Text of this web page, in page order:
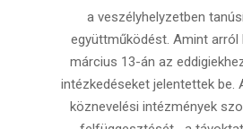
a veszélyhelyzetben
együttműködést. Amint arról
március 13-án az
intézkedéseket jelentettek be.
köznevelési intézmények